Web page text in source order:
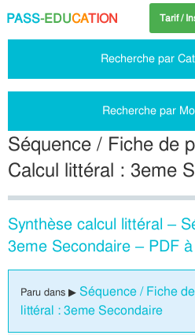
PASS-EDUCATION Tarif /
Recherche par
Recherche par
Séquence / Fiche de
Calcul littéral : 3eme
Synthèse calcul littéral –
3eme Secondaire – PDF
Paru dans ▶ Séquence / Fiche
littéral : 3eme Secondaire